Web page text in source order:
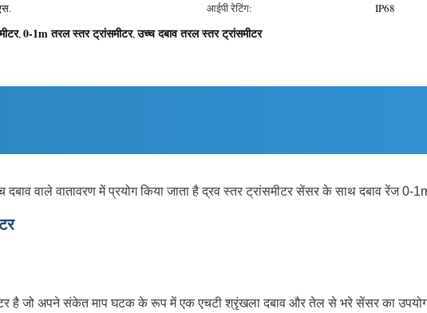
आईपी रेटिंग:
IP68
,0-1m तरल स्तर ट्रांसमीटर,उच्च दबाव तरल स्तर ट्रांसमीटर
दबाव वाले वातावरण में प्रयोग किया जाता है द्रव स्तर ट्रांसमीटर सेंसर के साथ दबाव रेंज 0-
है जो अपने संकेत माप घटक के रूप में एक एचटी श्रृंखला दबाव और तेल से भरे सेंसर का